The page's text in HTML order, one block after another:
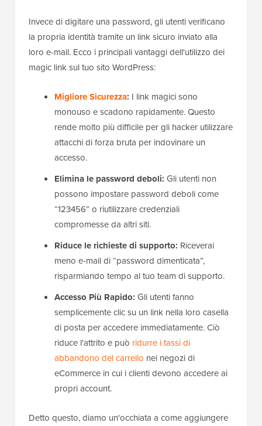
Invece di digitare una password, gli utenti verificano
la propria identità tramite un link sicuro inviato alla
loro e-mail. Ecco i principali vantaggi dell'utilizzo dei
magic link sul tuo sito WordPress:
Migliore Sicurezza: I link magici sono
monouso e scadono rapidamente. Questo
rende molto più difficile per gli hacker utilizzare
attacchi di forza bruta per indovinare un
accesso.
Elimina le password deboli: Gli utenti non
possono impostare password deboli come
“123456” o riutilizzare credenziali
compromesse da altri siti.
Riduce le richieste di supporto: Riceverai
meno e-mail di “password dimenticata”,
risparmiando tempo al tuo team di supporto.
Accesso Più Rapido: Gli utenti fanno
semplicemente clic su un link nella loro casella
di posta per accedere immediatamente. Ciò
riduce l'attrito e può ridurre i tassi di
abbandono del carrello nei negozi di
eCommerce in cui i clienti devono accedere ai
propri account.
Detto questo, diamo un'occhiata a come aggiungere